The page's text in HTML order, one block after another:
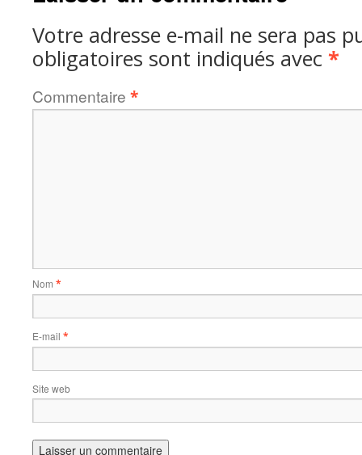
Votre adresse e-mail ne sera pas
obligatoires sont indiqués avec *
Commentaire *
Nom *
E-mail *
Site web